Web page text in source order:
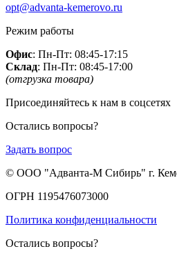
opt@advanta-kemerovo.ru
Режим работы
Офис: Пн-Пт: 08:45-17:15
Склад: Пн-Пт: 08:45-17:00
(отгрузка товара)
Присоединяйтесь к нам в соцсетях
Остались вопросы?
Задать вопрос
© ООО "Адванта-М Сибирь" г.
ОГРН 1195476073000
Политика конфиденциальности
Остались вопросы?